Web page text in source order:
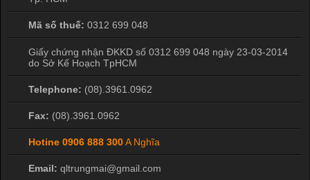
Mã số thuế: 0312 699 048
Giấy chứng nhận ĐKKD số 0312 699 048 ngày 23-03-2014
do Sở Kế Hoạch TpHCM
Telephone: (08).3961.0962
Fax: (08).3961.0962
Hotine 0906 888 300A Nghĩa
Email: qltrungmai@gmail.com